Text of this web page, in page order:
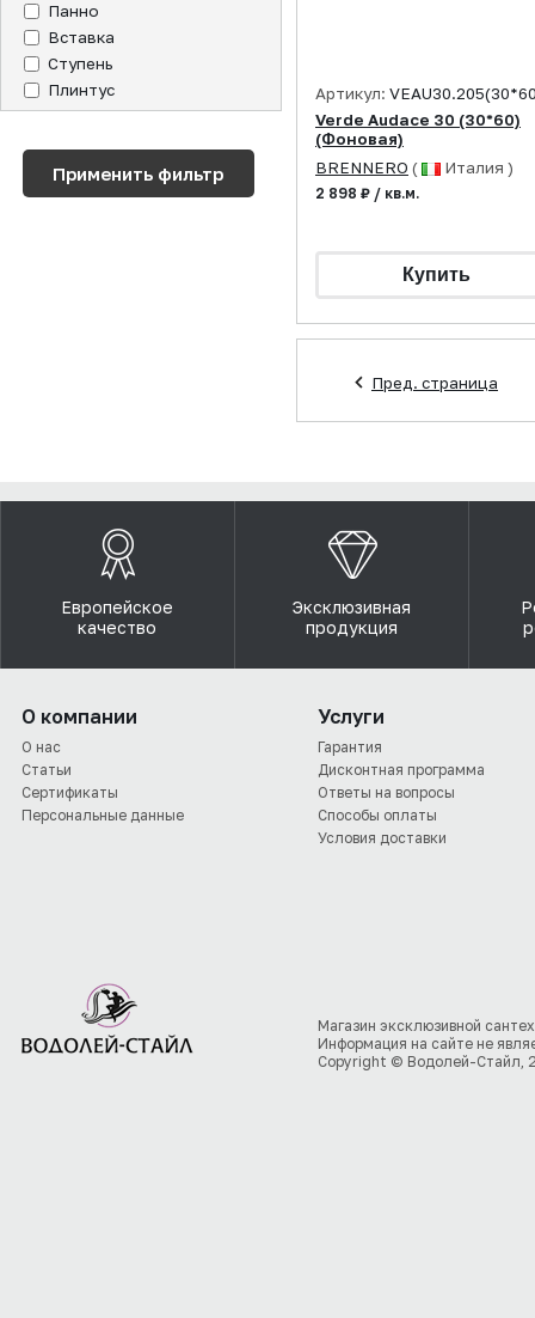
Панно
Вставка
Ступень
Плинтус
Артикул:
Verde Audace 30 (30*60)
(Фоновая)
BRENNERO ( Италия )
2 898 ₽ / кв.м.
Пред. страница
Европейское
качество
Эксклюзивная
продукция
О компании
О нас
Статьи
Сертификаты
Персональные данные
Услуги
Гарантия
Дисконтная программа
Ответы на вопросы
Способы оплаты
Условия доставки
Магазин эксклюзивной
Информация на сайте не
Copyright © Водолей-Стайл,